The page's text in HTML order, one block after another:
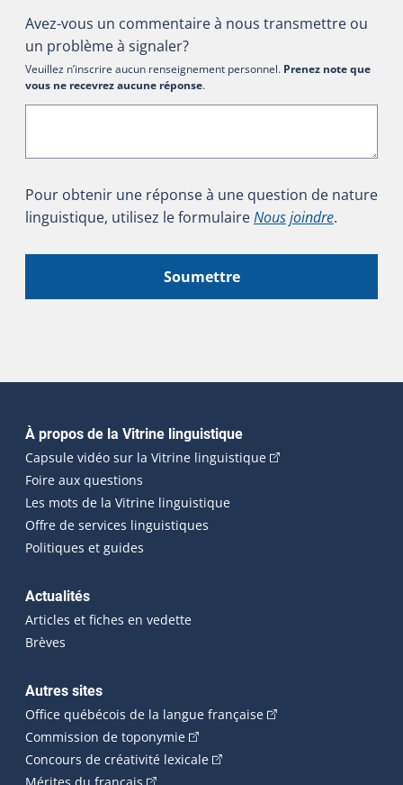
Avez-vous un commentaire à nous transmettre ou
un problème à signaler?
Veuillez n’inscrire aucun renseignement personnel. Prenez note que
vous ne recevrez aucune réponse.
Pour obtenir une réponse à une question de nature
linguistique, utilisez le formulaireNous joindre.
Soumettre
Navigation principale
À propos de la Vitrine linguistique
Capsule vidéo sur la Vitrine linguistique(Cet hyperlien
Foire aux questions
Les mots de la Vitrine linguistique
Offre de services linguistiques
Politiques et guides
Actualités
Articles et fiches en vedette
Brèves
Autres sites
Office québécois de la langue française(Cet hyperlien
Commission de toponymie(Cet hyperlien externe s'ouvrira
Concours de créativité lexicale(Cet hyperlien externe
Mérites du français (Cet hyperlien externe s'ouvrira dans une